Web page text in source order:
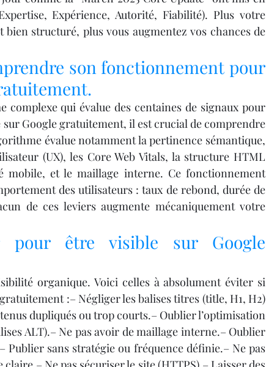
Expérience, Autorité, Fiabilité). Plus votre
structuré, plus vous augmentez vos chances de
son fonctionnement pour
complexe qui évalue des centaines de signaux pour
sur Google gratuitement, il est crucial de comprendre
évalue notamment la pertinence sémantique,
(UX), les Core Web Vitals, la structure HTML
mobile, et le maillage interne. Ce fonctionnement
des utilisateurs : taux de rebond, durée de
de ces leviers augmente mécaniquement votre
pour être visible sur Google
organique. Voici celles à absolument éviter si
:– Négliger les balises titres (title, H1, H2)
dupliqués ou trop courts.– Oublier l’optimisation
ALT).– Ne pas avoir de maillage interne.– Oublier
sans stratégie ou fréquence définie.– Ne pas